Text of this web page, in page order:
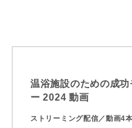
温浴施設のための成
ー 2024 動画
ストリーミング配信／動画4